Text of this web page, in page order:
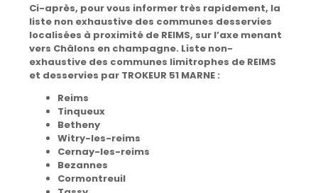
Ci-après, pour vous informer très rapidement, la
liste non exhaustive des communes desservies
localisées à proximité de REIMS, sur l’axe menant
vers Châlons en champagne. Liste non-
exhaustive des communes limitrophes de REIMS
et desservies par TROKEUR 51 MARNE :
Reims
Tinqueux
Betheny
Witry-les-reims
Cernay-les-reims
Bezannes
Cormontreuil